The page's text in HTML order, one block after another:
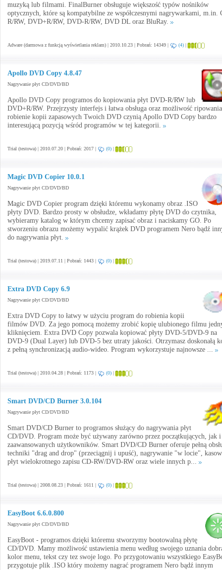
muzyką lub filmami. FinalBurner obsługuje większość typów nośników
optycznych, które są kompatybilne ze współczesnymi nagrywarkami, m.in.
R/RW, DVD+R/RW, DVD-R/RW, DVD DL oraz BluRay.
Adware (darmowa z funkcją wyświetlania reklam) | 2010.10.23 | Pobrań: 14349 | (4) |
Apollo DVD Copy 4.8.47
Nagrywanie płyt CD/DVD/BD
Apollo DVD Copy programos do kopiowania płyt DVD-R/RW lub
DVD+R/RW. Przejrzysty interfejs i łatwa obsługa oraz możliwość
robienie kopii zapasowych Twoich DVD czynią Apollo DVD Copy bardzo
interesującą pozycją wśród programów w tej kategorii.
Trial (testowa) | 2010.07.20 | Pobrań: 2017 | (0) |
Magic DVD Copier 10.0.1
Nagrywanie płyt CD/DVD/BD
Magic DVD Copier program dzięki któremu wykonamy obraz .ISO
płyty DVD. Bardzo prosty w obsłudze, wkładamy płytę DVD do czytnika,
wybieramy katalog w którym chcemy zapisać obraz i naciskamy GO. Po
stworzeniu obrazu możemy wypalić krążek DVD programem Nero bądź
do nagrywania płyt.
Trial (testowa) | 2019.07.11 | Pobrań: 1443 | (0) |
Extra DVD Copy 6.9
Nagrywanie płyt CD/DVD/BD
Extra DVD Copy to łatwy w użyciu program do robienia kopii
filmów DVD. Za jego pomocą możemy zrobić kopię ulubionego filmu
kliknięciem. Extra DVD Copy pozwala kopiować płyty DVD-5/DVD-9 na
DVD-9 (Dual Layer) lub DVD-5 bez utraty jakości. Otrzymasz doskonałą
z pełną synchronizacją audio-wideo. Program wykorzystuje najnowsze ...
Trial (testowa) | 2010.04.28 | Pobrań: 1173 | (0) |
Smart DVD/CD Burner 3.0.104
Nagrywanie płyt CD/DVD/BD
Smart DVD/CD Burner to programos służący do nagrywania płyt
CD/DVD. Program może być używany zarówno przez początkujących, jak i
zaawansowanych użytkowników. Smart DVD/CD Burner oferuje pełną
techniki "drag and drop" (przeciągnij i upuść), nagrywanie "w locie",
płyt wielokrotnego zapisu CD-RW/DVD-RW oraz wiele innych p...
Trial (testowa) | 2008.08.23 | Pobrań: 1611 | (0) |
EasyBoot 6.6.0.800
Nagrywanie płyt CD/DVD/BD
EasyBoot - programos dzięki któremu stworzymy bootowalną płytę
CD/DVD. Mamy możliwość ustawienia menu według swojego uznania
kolor menu, tekst czy tez swoje logo. Po przygotowaniu wszystkiego
przygotuje plik .ISO który możemy nagrać programem Nero bądź innym